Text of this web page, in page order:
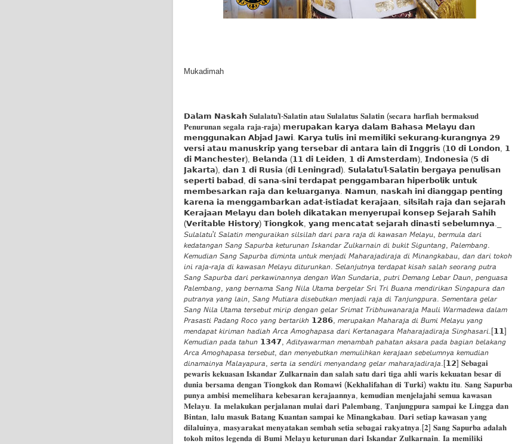
Mukadimah
𝗗𝗮𝗹𝗮𝗺 𝗡𝗮𝘀𝗸𝗮𝗵 𝐒𝐮𝐥𝐚𝐥𝐚𝐭𝐮'𝐥-𝐒𝐚𝐥𝐚𝐭𝐢𝐧 𝐚𝐭𝐚𝐮 𝐒𝐮𝐥𝐚𝐥𝐚𝐭𝐮𝐬 𝐒𝐚𝐥𝐚𝐭𝐢𝐧 (𝐬𝐞𝐜𝐚𝐫𝐚 𝐡𝐚𝐫𝐟𝐢𝐚𝐡 𝐛𝐞𝐫𝐦𝐚𝐤𝐬𝐮𝐝
𝐏𝐞𝐧𝐮𝐫𝐮𝐧𝐚𝐧 𝐬𝐞𝐠𝐚𝐥𝐚 𝐫𝐚𝐣𝐚-𝐫𝐚𝐣𝐚) 𝗺𝗲𝗿𝘂𝗽𝗮𝗸𝗮𝗻 𝗸𝗮𝗿𝘆𝗮 𝗱𝗮𝗹𝗮𝗺 𝗕𝗮𝗵𝗮𝘀𝗮 𝗠𝗲𝗹𝗮𝘆𝘂 𝗱𝗮𝗻
𝗺𝗲𝗻𝗴𝗴𝘂𝗻𝗮𝗸𝗮𝗻 𝗔𝗯𝗷𝗮𝗱 𝗝𝗮𝘄𝗶. 𝗞𝗮𝗿𝘆𝗮 𝘁𝘂𝗹𝗶𝘀 𝗶𝗻𝗶 𝗺𝗲𝗺𝗶𝗹𝗶𝗸𝗶 𝘀𝗲𝗸𝘂𝗿𝗮𝗻𝗴-𝗸𝘂𝗿𝗮𝗻𝗴𝗻𝘆𝗮 𝟮𝟵
𝘃𝗲𝗿𝘀𝗶 𝗮𝘁𝗮𝘂 𝗺𝗮𝗻𝘂𝘀𝗸𝗿𝗶𝗽 𝘆𝗮𝗻𝗴 𝘁𝗲𝗿𝘀𝗲𝗯𝗮𝗿 𝗱𝗶 𝗮𝗻𝘁𝗮𝗿𝗮 𝗹𝗮𝗶𝗻 𝗱𝗶 𝗜𝗻𝗴𝗴𝗿𝗶𝘀 (𝟭𝟬 𝗱𝗶 𝗟𝗼𝗻𝗱𝗼𝗻, 𝟭
𝗱𝗶 𝗠𝗮𝗻𝗰𝗵𝗲𝘀𝘁𝗲𝗿), 𝗕𝗲𝗹𝗮𝗻𝗱𝗮 (𝟭𝟭 𝗱𝗶 𝗟𝗲𝗶𝗱𝗲𝗻, 𝟭 𝗱𝗶 𝗔𝗺𝘀𝘁𝗲𝗿𝗱𝗮𝗺), 𝗜𝗻𝗱𝗼𝗻𝗲𝘀𝗶𝗮 (𝟱 𝗱𝗶
𝗝𝗮𝗸𝗮𝗿𝘁𝗮), 𝗱𝗮𝗻 𝟭 𝗱𝗶 𝗥𝘂𝘀𝗶𝗮 (𝗱𝗶 𝗟𝗲𝗻𝗶𝗻𝗴𝗿𝗮𝗱). 𝗦𝘂𝗹𝗮𝗹𝗮𝘁𝘂'𝗹-𝗦𝗮𝗹𝗮𝘁𝗶𝗻 𝗯𝗲𝗿𝗴𝗮𝘆𝗮 𝗽𝗲𝗻𝘂𝗹𝗶𝘀𝗮𝗻
𝘀𝗲𝗽𝗲𝗿𝘁𝗶 𝗯𝗮𝗯𝗮𝗱, 𝗱𝗶 𝘀𝗮𝗻𝗮-𝘀𝗶𝗻𝗶 𝘁𝗲𝗿𝗱𝗮𝗽𝗮𝘁 𝗽𝗲𝗻𝗴𝗴𝗮𝗺𝗯𝗮𝗿𝗮𝗻 𝗵𝗶𝗽𝗲𝗿𝗯𝗼𝗹𝗶𝗸 𝘂𝗻𝘁𝘂𝗸
𝗺𝗲𝗺𝗯𝗲𝘀𝗮𝗿𝗸𝗮𝗻 𝗿𝗮𝗷𝗮 𝗱𝗮𝗻 𝗸𝗲𝗹𝘂𝗮𝗿𝗴𝗮𝗻𝘆𝗮. 𝗡𝗮𝗺𝘂𝗻, 𝗻𝗮𝘀𝗸𝗮𝗵 𝗶𝗻𝗶 𝗱𝗶𝗮𝗻𝗴𝗴𝗮𝗽 𝗽𝗲𝗻𝘁𝗶𝗻𝗴
𝗸𝗮𝗿𝗲𝗻𝗮 𝗶𝗮 𝗺𝗲𝗻𝗴𝗴𝗮𝗺𝗯𝗮𝗿𝗸𝗮𝗻 𝗮𝗱𝗮𝘁-𝗶𝘀𝘁𝗶𝗮𝗱𝗮𝘁 𝗸𝗲𝗿𝗮𝗷𝗮𝗮𝗻, 𝘀𝗶𝗹𝘀𝗶𝗹𝗮𝗵 𝗿𝗮𝗷𝗮 𝗱𝗮𝗻 𝘀𝗲𝗷𝗮𝗿𝗮𝗵
𝗞𝗲𝗿𝗮𝗷𝗮𝗮𝗻 𝗠𝗲𝗹𝗮𝘆𝘂 𝗱𝗮𝗻 𝗯𝗼𝗹𝗲𝗵 𝗱𝗶𝗸𝗮𝘁𝗮𝗸𝗮𝗻 𝗺𝗲𝗻𝘆𝗲𝗿𝘂𝗽𝗮𝗶 𝗸𝗼𝗻𝘀𝗲𝗽 𝗦𝗲𝗷𝗮𝗿𝗮𝗵 𝗦𝗮𝗵𝗶𝗵
(𝗩𝗲𝗿𝗶𝘁𝗮𝗯𝗹𝗲 𝗛𝗶𝘀𝘁𝗼𝗿𝘆) 𝗧𝗶𝗼𝗻𝗴𝗸𝗼𝗸, 𝘆𝗮𝗻𝗴 𝗺𝗲𝗻𝗰𝗮𝘁𝗮𝘁 𝘀𝗲𝗷𝗮𝗿𝗮𝗵 𝗱𝗶𝗻𝗮𝘀𝘁𝗶 𝘀𝗲𝗯𝗲𝗹𝘂𝗺𝗻𝘆𝗮._
𝘚𝘶𝘭𝘢𝘭𝘢𝘵𝘶'𝘭 𝘚𝘢𝘭𝘢𝘵𝘪𝘯 𝘮𝘦𝘯𝘨𝘶𝘳𝘢𝘪𝘬𝘢𝘯 𝘴𝘪𝘭𝘴𝘪𝘭𝘢𝘩 𝘥𝘢𝘳𝘪 𝘱𝘢𝘳𝘢 𝘳𝘢𝘫𝘢 𝘥𝘪 𝘬𝘢𝘸𝘢𝘴𝘢𝘯 𝘔𝘦𝘭𝘢𝘺𝘶, 𝘣𝘦𝘳𝘮𝘶𝘭𝘢 𝘥𝘢𝘳𝘪
𝘬𝘦𝘥𝘢𝘵𝘢𝘯𝘨𝘢𝘯 𝘚𝘢𝘯𝘨 𝘚𝘢𝘱𝘶𝘳𝘣𝘢 𝘬𝘦𝘵𝘶𝘳𝘶𝘯𝘢𝘯 𝘐𝘴𝘬𝘢𝘯𝘥𝘢𝘳 𝘡𝘶𝘭𝘬𝘢𝘳𝘯𝘢𝘪𝘯 𝘥𝘪 𝘣𝘶𝘬𝘪𝘵 𝘚𝘪𝘨𝘶𝘯𝘵𝘢𝘯𝘨, 𝘗𝘢𝘭𝘦𝘮𝘣𝘢𝘯𝘨.
𝘒𝘦𝘮𝘶𝘥𝘪𝘢𝘯 𝘚𝘢𝘯𝘨 𝘚𝘢𝘱𝘶𝘳𝘣𝘢 𝘥𝘪𝘮𝘪𝘯𝘵𝘢 𝘶𝘯𝘵𝘶𝘬 𝘮𝘦𝘯𝘫𝘢𝘥𝘪 𝘔𝘢𝘩𝘢𝘳𝘢𝘫𝘢𝘥𝘪𝘳𝘢𝘫𝘢 𝘥𝘪 𝘔𝘪𝘯𝘢𝘯𝘨𝘬𝘢𝘣𝘢𝘶, 𝘥𝘢𝘯 𝘥𝘢𝘳𝘪 𝘵𝘰𝘬𝘰𝘩
𝘪𝘯𝘪 𝘳𝘢𝘫𝘢-𝘳𝘢𝘫𝘢 𝘥𝘪 𝘬𝘢𝘸𝘢𝘴𝘢𝘯 𝘔𝘦𝘭𝘢𝘺𝘶 𝘥𝘪𝘵𝘶𝘳𝘶𝘯𝘬𝘢𝘯. 𝘚𝘦𝘭𝘢𝘯𝘫𝘶𝘵𝘯𝘺𝘢 𝘵𝘦𝘳𝘥𝘢𝘱𝘢𝘵 𝘬𝘪𝘴𝘢𝘩 𝘴𝘢𝘭𝘢𝘩 𝘴𝘦𝘰𝘳𝘢𝘯𝘨 𝘱𝘶𝘵𝘳𝘢
𝘚𝘢𝘯𝘨 𝘚𝘢𝘱𝘶𝘳𝘣𝘢 𝘥𝘢𝘳𝘪 𝘱𝘦𝘳𝘬𝘢𝘸𝘪𝘯𝘢𝘯𝘯𝘺𝘢 𝘥𝘦𝘯𝘨𝘢𝘯 𝘞𝘢𝘯 𝘚𝘶𝘯𝘥𝘢𝘳𝘪𝘢, 𝘱𝘶𝘵𝘳𝘪 𝘋𝘦𝘮𝘢𝘯𝘨 𝘓𝘦𝘣𝘢𝘳 𝘋𝘢𝘶𝘯, 𝘱𝘦𝘯𝘨𝘶𝘢𝘴𝘢
𝘗𝘢𝘭𝘦𝘮𝘣𝘢𝘯𝘨, 𝘺𝘢𝘯𝘨 𝘣𝘦𝘳𝘯𝘢𝘮𝘢 𝘚𝘢𝘯𝘨 𝘕𝘪𝘭𝘢 𝘜𝘵𝘢𝘮𝘢 𝘣𝘦𝘳𝘨𝘦𝘭𝘢𝘳 𝘚𝘳𝘪 𝘛𝘳𝘪 𝘉𝘶𝘢𝘯𝘢 𝘮𝘦𝘯𝘥𝘪𝘳𝘪𝘬𝘢𝘯 𝘚𝘪𝘯𝘨𝘢𝘱𝘶𝘳𝘢 𝘥𝘢𝘯
𝘱𝘶𝘵𝘳𝘢𝘯𝘺𝘢 𝘺𝘢𝘯𝘨 𝘭𝘢𝘪𝘯, 𝘚𝘢𝘯𝘨 𝘔𝘶𝘵𝘪𝘢𝘳𝘢 𝘥𝘪𝘴𝘦𝘣𝘶𝘵𝘬𝘢𝘯 𝘮𝘦𝘯𝘫𝘢𝘥𝘪 𝘳𝘢𝘫𝘢 𝘥𝘪 𝘛𝘢𝘯𝘫𝘶𝘯𝘨𝘱𝘶𝘳𝘢. 𝘚𝘦𝘮𝘦𝘯𝘵𝘢𝘳𝘢 𝘨𝘦𝘭𝘢𝘳
𝘚𝘢𝘯𝘨 𝘕𝘪𝘭𝘢 𝘜𝘵𝘢𝘮𝘢 𝘵𝘦𝘳𝘴𝘦𝘣𝘶𝘵 𝘮𝘪𝘳𝘪𝘱 𝘥𝘦𝘯𝘨𝘢𝘯 𝘨𝘦𝘭𝘢𝘳 𝘚𝘳𝘪𝘮𝘢𝘵 𝘛𝘳𝘪𝘣𝘩𝘶𝘸𝘢𝘯𝘢𝘳𝘢𝘫𝘢 𝘔𝘢𝘶𝘭𝘪 𝘞𝘢𝘳𝘮𝘢𝘥𝘦𝘸𝘢 𝘥𝘢𝘭𝘢𝘮
𝘗𝘳𝘢𝘴𝘢𝘴𝘵𝘪 𝘗𝘢𝘥𝘢𝘯𝘨 𝘙𝘰𝘤𝘰 𝘺𝘢𝘯𝘨 𝘣𝘦𝘳𝘵𝘢𝘳𝘪𝘬𝘩 𝟭𝟮𝟴𝟲, 𝘮𝘦𝘳𝘶𝘱𝘢𝘬𝘢𝘯 𝘔𝘢𝘩𝘢𝘳𝘢𝘫𝘢 𝘥𝘪 𝘉𝘶𝘮𝘪 𝘔𝘦𝘭𝘢𝘺𝘶 𝘺𝘢𝘯𝘨
𝘮𝘦𝘯𝘥𝘢𝘱𝘢𝘵 𝘬𝘪𝘳𝘪𝘮𝘢𝘯 𝘩𝘢𝘥𝘪𝘢𝘩 𝘈𝘳𝘤𝘢 𝘈𝘮𝘰𝘨𝘩𝘢𝘱𝘢𝘴𝘢 𝘥𝘢𝘳𝘪 𝘒𝘦𝘳𝘵𝘢𝘯𝘢𝘨𝘢𝘳𝘢 𝘔𝘢𝘩𝘢𝘳𝘢𝘫𝘢𝘥𝘪𝘳𝘢𝘫𝘢 𝘚𝘪𝘯𝘨𝘩𝘢𝘴𝘢𝘳𝘪.[𝟭𝟭]
𝘒𝘦𝘮𝘶𝘥𝘪𝘢𝘯 𝘱𝘢𝘥𝘢 𝘵𝘢𝘩𝘶𝘯 𝟭𝟯𝟰𝟳, 𝘈𝘥𝘪𝘵𝘺𝘢𝘸𝘢𝘳𝘮𝘢𝘯 𝘮𝘦𝘯𝘢𝘮𝘣𝘢𝘩 𝘱𝘢𝘩𝘢𝘵𝘢𝘯 𝘢𝘬𝘴𝘢𝘳𝘢 𝘱𝘢𝘥𝘢 𝘣𝘢𝘨𝘪𝘢𝘯 𝘣𝘦𝘭𝘢𝘬𝘢𝘯𝘨
𝘈𝘳𝘤𝘢 𝘈𝘮𝘰𝘨𝘩𝘢𝘱𝘢𝘴𝘢 𝘵𝘦𝘳𝘴𝘦𝘣𝘶𝘵, 𝘥𝘢𝘯 𝘮𝘦𝘯𝘺𝘦𝘣𝘶𝘵𝘬𝘢𝘯 𝘮𝘦𝘮𝘶𝘭𝘪𝘩𝘬𝘢𝘯 𝘬𝘦𝘳𝘢𝘫𝘢𝘢𝘯 𝘴𝘦𝘣𝘦𝘭𝘶𝘮𝘯𝘺𝘢 𝘬𝘦𝘮𝘶𝘥𝘪𝘢𝘯
𝘥𝘪𝘯𝘢𝘮𝘢𝘪𝘯𝘺𝘢 𝘔𝘢𝘭𝘢𝘺𝘢𝘱𝘶𝘳𝘢, 𝘴𝘦𝘳𝘵𝘢 𝘪𝘢 𝘴𝘦𝘯𝘥𝘪𝘳𝘪 𝘮𝘦𝘯𝘺𝘢𝘯𝘥𝘢𝘯𝘨 𝘨𝘦𝘭𝘢𝘳 𝘮𝘢𝘩𝘢𝘳𝘢𝘫𝘢𝘥𝘪𝘳𝘢𝘫𝘢.[𝟭𝟮] 𝐒𝐞𝐛𝐚𝐠𝐚𝐢
𝐩𝐞𝐰𝐚𝐫𝐢𝐬 𝐤𝐞𝐤𝐮𝐚𝐬𝐚𝐧 𝐈𝐬𝐤𝐚𝐧𝐝𝐚𝐫 𝐙𝐮𝐥𝐤𝐚𝐫𝐧𝐚𝐢𝐧 𝐝𝐚𝐧 𝐬𝐚𝐥𝐚𝐡 𝐬𝐚𝐭𝐮 𝐝𝐚𝐫𝐢 𝐭𝐢𝐠𝐚 𝐚𝐡𝐥𝐢 𝐰𝐚𝐫𝐢𝐬 𝐤𝐞𝐤𝐮𝐚𝐭𝐚𝐧 𝐛𝐞𝐬𝐚𝐫 𝐝𝐢
𝐝𝐮𝐧𝐢𝐚 𝐛𝐞𝐫𝐬𝐚𝐦𝐚 𝐝𝐞𝐧𝐠𝐚𝐧 𝐓𝐢𝐨𝐧𝐠𝐤𝐨𝐤 𝐝𝐚𝐧 𝐑𝐨𝐦𝐚𝐰𝐢 (𝐊𝐞𝐤𝐡𝐚𝐥𝐢𝐟𝐚𝐡𝐚𝐧 𝐝𝐢 𝐓𝐮𝐫𝐤𝐢) 𝐰𝐚𝐤𝐭𝐮 𝐢𝐭𝐮. 𝐒𝐚𝐧𝐠 𝐒𝐚𝐩𝐮𝐫𝐛𝐚
𝐩𝐮𝐧𝐲𝐚 𝐚𝐦𝐛𝐢𝐬𝐢 𝐦𝐞𝐦𝐞𝐥𝐢𝐡𝐚𝐫𝐚 𝐤𝐞𝐛𝐞𝐬𝐚𝐫𝐚𝐧 𝐤𝐞𝐫𝐚𝐣𝐚𝐚𝐧𝐧𝐲𝐚, 𝐤𝐞𝐦𝐮𝐝𝐢𝐚𝐧 𝐦𝐞𝐧𝐣𝐞𝐥𝐚𝐣𝐚𝐡𝐢 𝐬𝐞𝐦𝐮𝐚 𝐤𝐚𝐰𝐚𝐬𝐚𝐧
𝐌𝐞𝐥𝐚𝐲𝐮. 𝐈𝐚 𝐦𝐞𝐥𝐚𝐤𝐮𝐤𝐚𝐧 𝐩𝐞𝐫𝐣𝐚𝐥𝐚𝐧𝐚𝐧 𝐦𝐮𝐥𝐚𝐢 𝐝𝐚𝐫𝐢 𝐏𝐚𝐥𝐞𝐦𝐛𝐚𝐧𝐠, 𝐓𝐚𝐧𝐣𝐮𝐧𝐠𝐩𝐮𝐫𝐚 𝐬𝐚𝐦𝐩𝐚𝐢 𝐤𝐞 𝐋𝐢𝐧𝐠𝐠𝐚 𝐝𝐚𝐧
𝐁𝐢𝐧𝐭𝐚𝐧, 𝐥𝐚𝐥𝐮 𝐦𝐚𝐬𝐮𝐤 𝐁𝐚𝐭𝐚𝐧𝐠 𝐊𝐮𝐚𝐧𝐭𝐚𝐧 𝐬𝐚𝐦𝐩𝐚𝐢 𝐤𝐞 𝐌𝐢𝐧𝐚𝐧𝐠𝐤𝐚𝐛𝐚𝐮. 𝐃𝐚𝐫𝐢 𝐬𝐞𝐭𝐢𝐚𝐩 𝐤𝐚𝐰𝐚𝐬𝐚𝐧 𝐲𝐚𝐧𝐠
𝐝𝐢𝐥𝐚𝐥𝐮𝐢𝐧𝐲𝐚, 𝐦𝐚𝐬𝐲𝐚𝐫𝐚𝐤𝐚𝐭 𝐦𝐞𝐧𝐲𝐚𝐭𝐚𝐤𝐚𝐧 𝐬𝐞𝐦𝐛𝐚𝐡 𝐬𝐞𝐭𝐢𝐚 𝐬𝐞𝐛𝐚𝐠𝐚𝐢 𝐫𝐚𝐤𝐲𝐚𝐭𝐧𝐲𝐚.[𝟐] 𝐒𝐚𝐧𝐠 𝐒𝐚𝐩𝐮𝐫𝐛𝐚 𝐚𝐝𝐚𝐥𝐚𝐡
𝐭𝐨𝐤𝐨𝐡 𝐦𝐢𝐭𝐨𝐬 𝐥𝐞𝐠𝐞𝐧𝐝𝐚 𝐝𝐢 𝐁𝐮𝐦𝐢 𝐌𝐞𝐥𝐚𝐲𝐮 𝐤𝐞𝐭𝐮𝐫𝐮𝐧𝐚𝐧 𝐝𝐚𝐫𝐢 𝐈𝐬𝐤𝐚𝐧𝐝𝐚𝐫 𝐙𝐮𝐥𝐤𝐚𝐫𝐧𝐚𝐢𝐧. 𝐈𝐚 𝐦𝐞𝐦𝐢𝐥𝐢𝐤𝐢